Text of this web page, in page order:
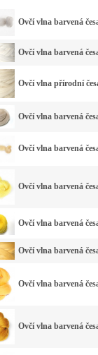
Ovčí vlna barvená
Ovčí vlna barvená
Ovčí vlna přírodní
Ovčí vlna barvená
Ovčí vlna barvená
Ovčí vlna barvená
Ovčí vlna barvená
Ovčí vlna barvená
Ovčí vlna barvená
Ovčí vlna barvená